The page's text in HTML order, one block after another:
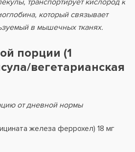
транспортирует кислород к
который связывает
в мышечных тканях.
порции (1
вегетарианская
от дневной нормы
железа феррохел) 18 мг